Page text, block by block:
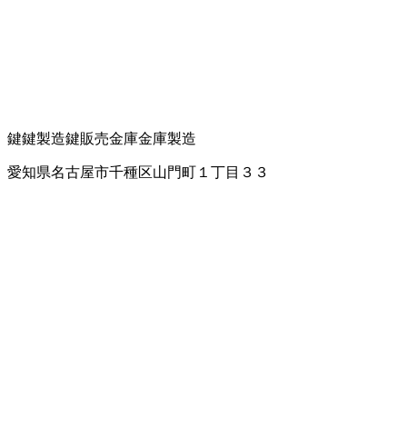
鍵鍵製造鍵販売金庫金庫製造
愛知県名古屋市千種区山門町１丁目３３